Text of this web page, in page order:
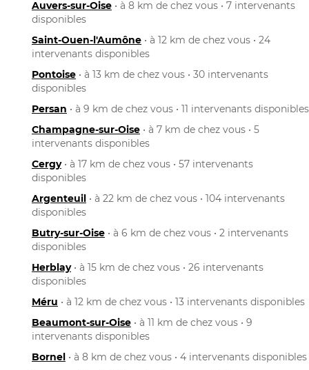
Auvers-sur-Oise • à 8 km de chez vous • 7 intervenants
disponibles
Saint-Ouen-l'Aumône • à 12 km de chez vous • 24
intervenants disponibles
Pontoise • à 13 km de chez vous • 30 intervenants
disponibles
Persan • à 9 km de chez vous • 11 intervenants disponibles
Champagne-sur-Oise • à 7 km de chez vous • 5
intervenants disponibles
Cergy• à 17 km de chez vous • 57 intervenants
disponibles
Argenteuil • à 22 km de chez vous • 104 intervenants
disponibles
Butry-sur-Oise • à 6 km de chez vous • 2 intervenants
disponibles
Herblay• à 15 km de chez vous • 26 intervenants
disponibles
Méru • à 12 km de chez vous • 13 intervenants disponibles
Beaumont-sur-Oise • à 11 km de chez vous • 9
intervenants disponibles
Bornel • à 8 km de chez vous • 4 intervenants disponibles